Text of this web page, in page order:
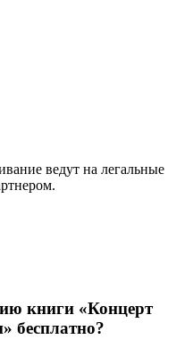
ведут на легальные
книги «Концерт
бесплатно?